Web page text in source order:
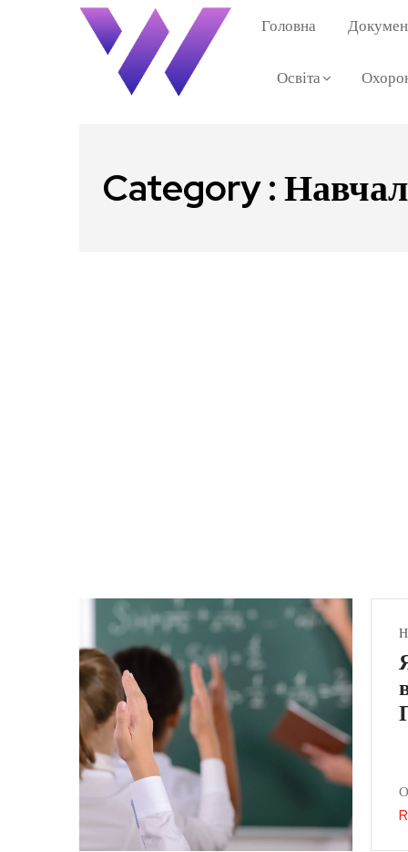
Головна
Освіта
Category :